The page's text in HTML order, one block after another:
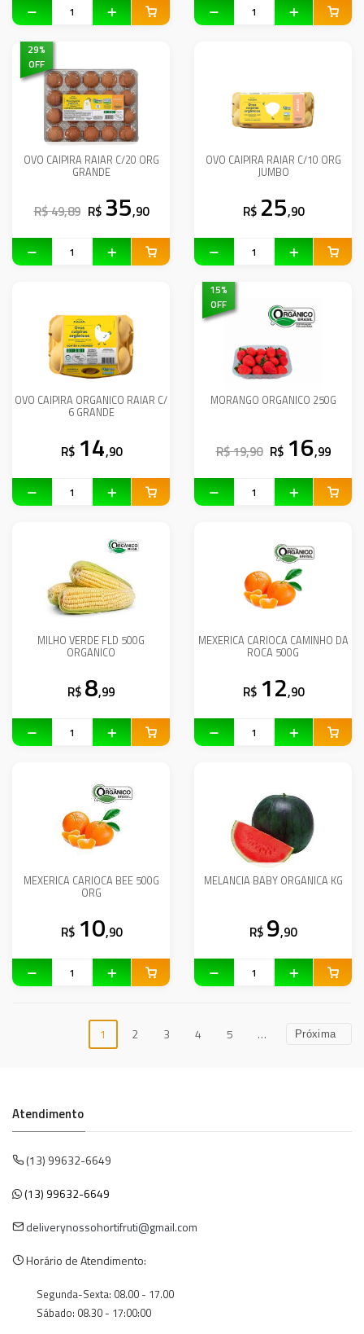
29%
OFF
OVO CAIPIRA RAIAR C/20 ORG
GRANDE
R$ 49,89 R$ 35,90
OVO CAIPIRA RAIAR C/10 ORG
JUMBO
R$ 25,90
OVO CAIPIRA ORGANICO RAIAR C/
6 GRANDE
R$ 14,90
15%
OFF
MORANGO ORGANICO 250G
R$ 19,90 R$ 16,99
MILHO VERDE FLD 500G
ORGANICO
R$ 8,99
MEXERICA CARIOCA CAMINHO DA
ROCA 500G
R$ 12,90
MEXERICA CARIOCA BEE 500G
ORG
R$ 10,90
MELANCIA BABY ORGANICA KG
R$ 9,90
1 2 3 4 5 … Próxima
Atendimento
(13) 99632-6649
(13) 99632-6649
deliverynossohortifruti@gmail.com
Horário de Atendimento:
Segunda-Sexta: 08.00 - 17.00
Sábado: 08.30 - 17:00:00